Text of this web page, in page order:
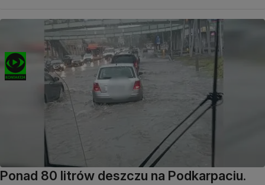
Ponad 80 litrów deszczu na Podkarpaciu.